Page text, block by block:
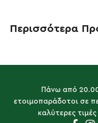
Περισσότερα
Πάνω από
ετοιμοπαράδοτοι σε
καλύτερες